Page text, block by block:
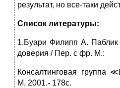
результат, но все-таки
Список литературы:
1.Буари Филипп А. Паблик
доверия / Пер. с фр. М.:
Консалтинговая группа
М, 2001.- 178с.